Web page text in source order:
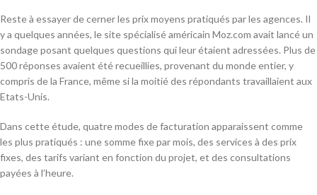
Reste à essayer de cerner les prix moyens pratiqués par les agences. Il
y a quelques années, le site spécialisé américain Moz.com avait lancé un
sondage posant quelques questions qui leur étaient adressées. Plus de
500 réponses avaient été recueillies, provenant du monde entier, y
compris de la France, même si la moitié des répondants travaillaient aux
Etats-Unis.
Dans cette étude, quatre modes de facturation apparaissent comme
les plus pratiqués : une somme fixe par mois, des services à des prix
fixes, des tarifs variant en fonction du projet, et des consultations
payées à l’heure.